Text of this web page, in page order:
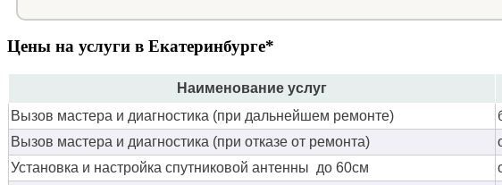
Цены на услуги в Екатеринбурге*
Наименование услуг
Вызов мастера и диагностика (при дальнейшем ремонте)
Вызов мастера и диагностика (при отказе от ремонта)
Установка и настройка спутниковой антенны до 60см